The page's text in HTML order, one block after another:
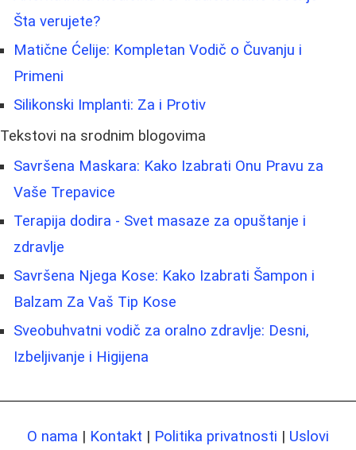
Šta verujete?
Matične Ćelije: Kompletan Vodič o Čuvanju i
Primeni
Silikonski Implanti: Za i Protiv
Tekstovi na srodnim blogovima
Savršena Maskara: Kako Izabrati Onu Pravu za
Vaše Trepavice
Terapija dodira - Svet masaze za opuštanje i
zdravlje
Savršena Njega Kose: Kako Izabrati Šampon i
Balzam Za Vaš Tip Kose
Sveobuhvatni vodič za oralno zdravlje: Desni,
Izbeljivanje i Higijena
O nama | Kontakt | Politika privatnosti | Uslovi